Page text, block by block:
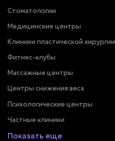
Стоматологии
Медицинские центры
Клиники пластической хирургии
Фитнес-клубы
Массажные центры
Центры снижения веса
Психологические центры
Частные клиники
Показать еще